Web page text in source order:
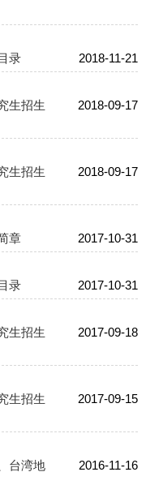
录 2018-11-21
生招生
2018-09-17
生招生
2018-09-17
章 2017-10-31
录 2017-10-31
生招生
2017-09-18
生招生
2017-09-15
台湾地
2016-11-16